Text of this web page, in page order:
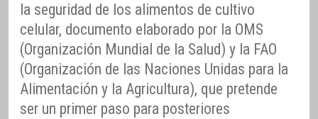
la seguridad de los alimentos de cultivo
celular, documento elaborado por la OMS
(Organización Mundial de la Salud) y la FAO
(Organización de las Naciones Unidas para la
Alimentación y la Agricultura), que pretende
ser un primer paso para posteriores